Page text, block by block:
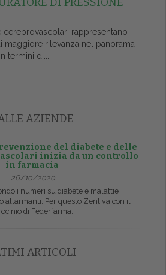
cerebrovascolari rappresentano
rilevanza nel panorama
termini di...
AZIENDE
del diabete e delle
inizia da un controllo
in farmacia
26/10/2020
i numeri su diabete e malattie
allarmanti. Per questo Zentiva con il
di Federfarma...
ARTICOLI